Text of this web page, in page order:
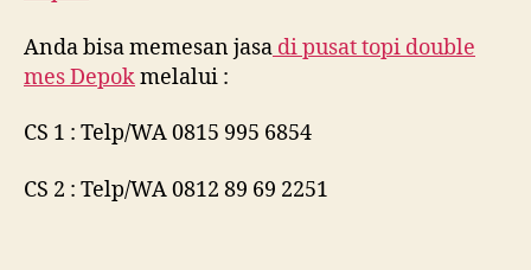
Anda bisa memesan jasa dipusat topi double
mes Depokmelalui :
CS 1 : Telp/WA 0815 995 6854
CS 2 : Telp/WA 0812 89 69 2251